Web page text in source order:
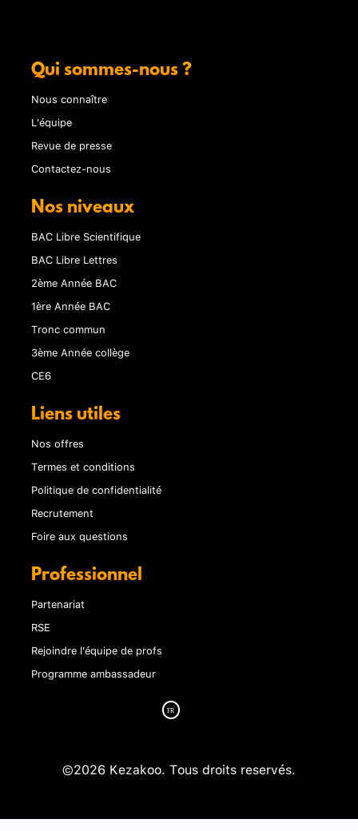
Qui sommes-nous ?
Nous connaître
L'équipe
Revue de presse
Contactez-nous
Nos niveaux
BAC Libre Scientifique
BAC Libre Lettres
2ème Année BAC
1ère Année BAC
Tronc commun
3ème Année collège
CE6
Liens utiles
Nos offres
Termes et conditions
Politique de confidentialité
Recrutement
Foire aux questions
Professionnel
Partenariat
RSE
Rejoindre l'équipe de profs
Programme ambassadeur
©2026 Kezakoo. Tous droits reservés.